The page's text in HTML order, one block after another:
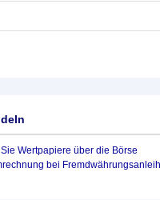
Wertpapiere über die Börse
bei